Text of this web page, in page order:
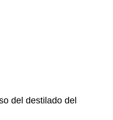
del destilado del